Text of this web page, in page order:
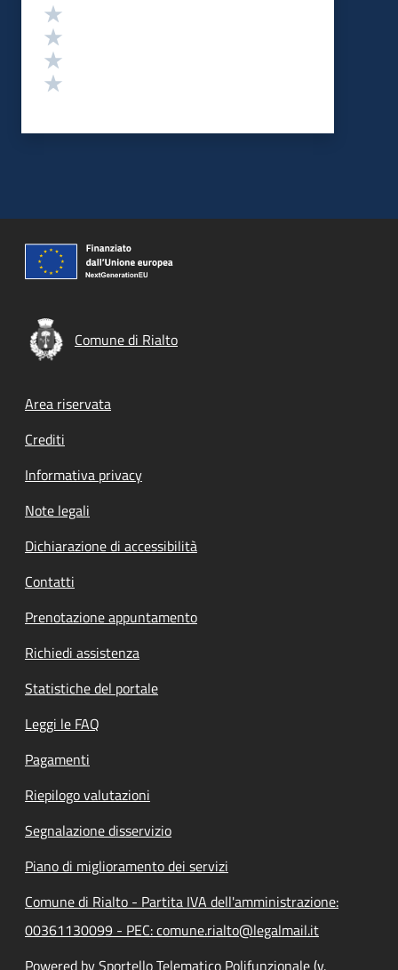
Comune di Rialto
Footer menu
Area riservata
Crediti
Informativa privacy
Note legali
Dichiarazione di accessibilità
Contatti
Prenotazione appuntamento
Richiedi assistenza
Statistiche del portale
Leggi le FAQ
Pagamenti
Riepilogo valutazioni
Segnalazione disservizio
Piano di miglioramento dei servizi
Comune di Rialto - Partita IVA dell'amministrazione:
00361130099 - PEC: comune.rialto@legalmail.it
Powered by Sportello Telematico Polifunzionale (v.